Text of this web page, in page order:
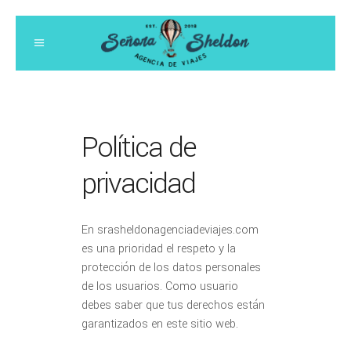
Política de
privacidad
En srasheldonagenciadeviajes.com
es una prioridad el respeto y la
protección de los datos personales
de los usuarios. Como usuario
debes saber que tus derechos están
garantizados en este sitio web.